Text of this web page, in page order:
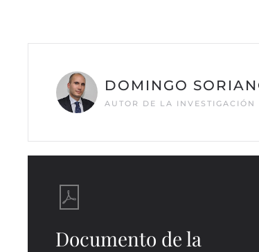
DOMINGO
AUTOR DE LA INVESTIGACIÓN
Documento de la